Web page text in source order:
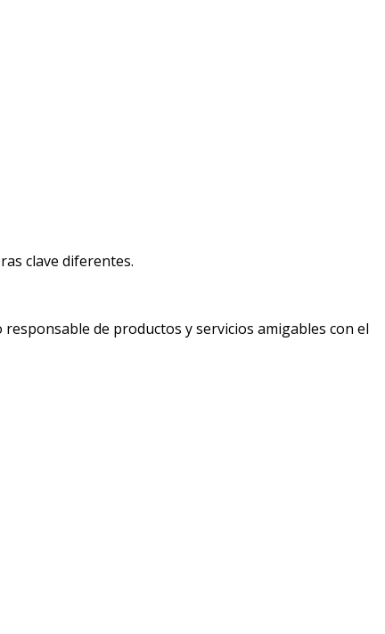
clave diferentes.
de productos y servicios amigables con el